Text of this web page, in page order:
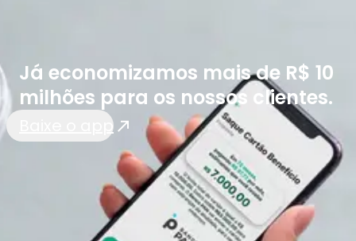
Já economizamos mais de R$ 10
milhões para os nossos clientes.
Baixe o app